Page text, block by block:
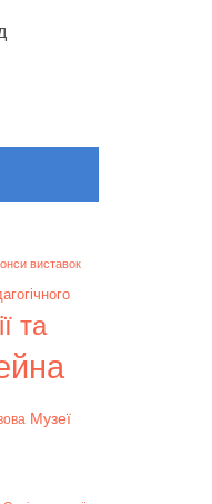
виставок
та
Музеї